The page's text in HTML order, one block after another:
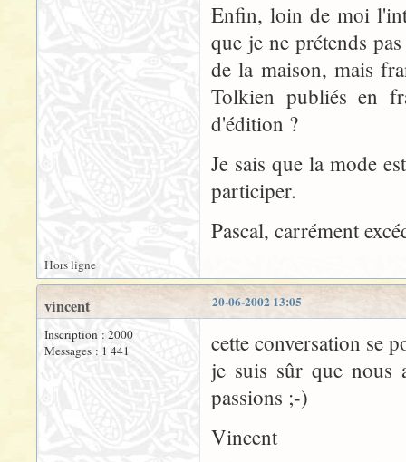
Enfin, loin de moi
que je ne prétends
de la maison, mais
Tolkien publiés en
d'édition ?
Je sais que la mode
participer.
Pascal, carrément
Hors ligne
20-06-2002 13:05
vincent
Inscription : 2000
Messages : 1 441
cette conversation se
je suis sûr que nous
passions ;-)
Vincent